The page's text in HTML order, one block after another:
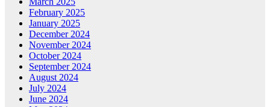
February 2025
January 2025
December 2024
November 2024
October 2024
September 2024
August 2024
July 2024
June 2024